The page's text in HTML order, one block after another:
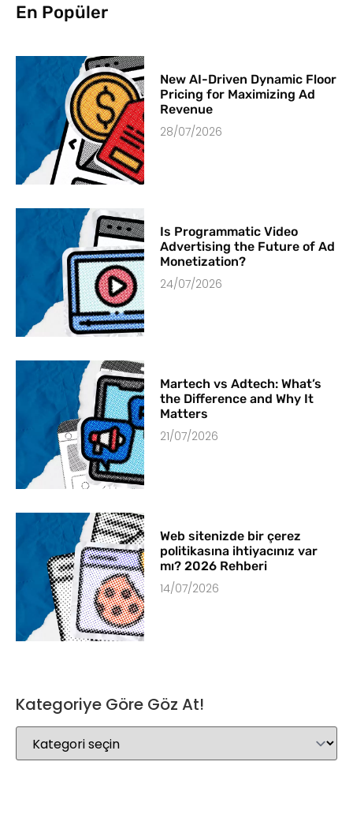
En Popüler
New AI-Driven Dynamic Floor
Pricing for Maximizing Ad
Revenue
28/07/2026
Is Programmatic Video
Advertising the Future of Ad
Monetization?
24/07/2026
Martech vs Adtech: What’s
the Difference and Why It
Matters
21/07/2026
Web sitenizde bir çerez
politikasına ihtiyacınız var
mı? 2026 Rehberi
14/07/2026
Kategoriye Göre Göz At!